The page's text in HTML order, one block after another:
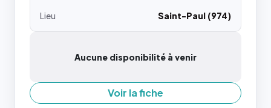
Lieu
Saint-Paul (974)
Aucune disponibilité à venir
Voir la fiche